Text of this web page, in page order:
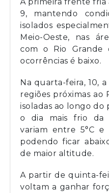
9, mantendo
isolados
Meio-Oeste, nas
com o Rio Grande
ocorrências é baixo.
Na quarta-feira, 10,
regiões próximas ao
isoladas ao longo do
o dia mais frio da
variam entre 5°C
podendo ficar
de maior altitude.
A partir de quinta-
voltam a ganhar